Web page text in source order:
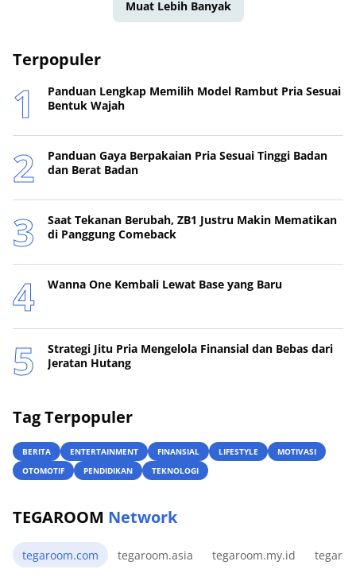
Muat Lebih Banyak
Terpopuler
Panduan Lengkap Memilih Model Rambut Pria Sesuai
Bentuk Wajah
Panduan Gaya Berpakaian Pria Sesuai Tinggi Badan
dan Berat Badan
Saat Tekanan Berubah, ZB1 Justru Makin Mematikan
di Panggung Comeback
Wanna One Kembali Lewat Base yang Baru
Strategi Jitu Pria Mengelola Finansial dan Bebas dari
Jeratan Hutang
Tag Terpopuler
BERITA ENTERTAINMENT FINANSIAL LIFESTYLE
MOTIVASI
OTOMOTIF
PENDIDIKAN TEKNOLOGI
TEGAROOM Network
tegaroom.com tegaroom.asia tegaroom.my.id